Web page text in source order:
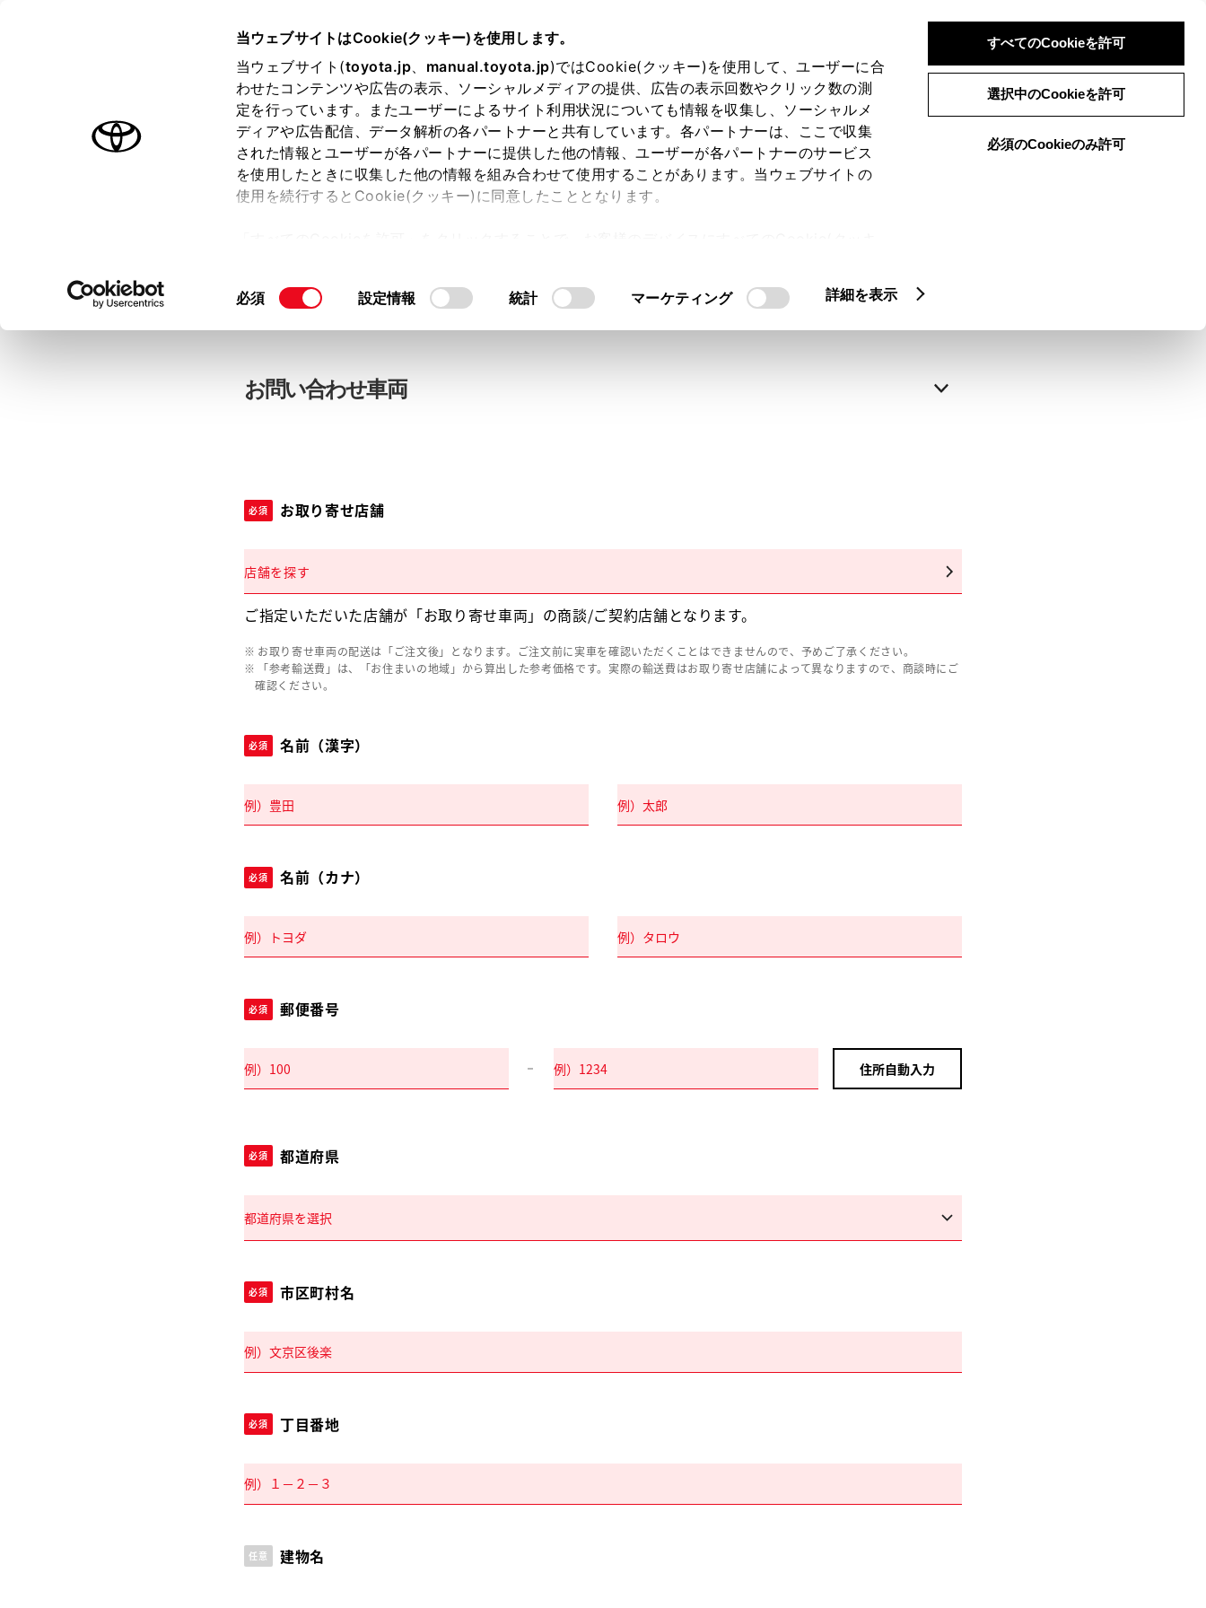
当ウェブサイトはCookie(クッキー)を使用します。
当ウェブサイト(toyota.jp、 manual.toyota.jp)ではCookie(クッキー)を使用して、ユーザーに合
わせたコンテンツや広告の表示、ソーシャルメディアの提供、広告の表示回数やクリック数の測
定を行っています。またユーザーによるサイト利用状況についても情報を収集し、ソーシャルメ
ディアや広告配信、データ解析の各パートナーと共有しています。各パートナーは、ここで収集
された情報とユーザーが各パートナーに提供した他の情報、ユーザーが各パートナーのサービス
を使用したときに収集した他の情報を組み合わせて使用することがあります。当ウェブサイトの
使用を続行するとCookie(クッキー)に同意したこととなります。
て」をご覧ください。
同
択
必須 設定情報 統計 マーケティング 詳細を表示
すべてのCookieを許可
選択中のCookieを許可
必須のCookieのみ許可
は必須です。中古車：お問い合わせ
お客さま情報の入力 入力内容のご確認
ログインして自動入力
お問い合わせ車両
必須 お取り寄せ店舗
店舗を探す
ご指定いただいた店舗が「お取り寄せ車両」の商談/ご契約店舗となります。
お取り寄せ車両の配送は「ご注文後」となります。ご注文前に実車を確認いただくことはできませんので、予めご了承ください。
「参考輸送費」は、「お住まいの地域」から算出した参考価格です。実際の輸送費はお取り寄せ店舗によって異なりますので、商談時にご
確認ください。
必須 名前（漢字）
必須 名前（カナ）
必須 郵便番号
住所自動入力
必須 都道府県
必須 市区町村名
必須 丁目番地
任意 建物名